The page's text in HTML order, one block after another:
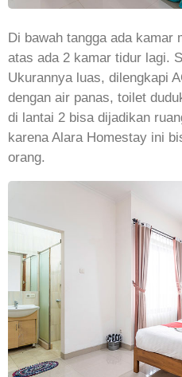
Di bawah tangga ada kamar
atas ada 2 kamar tidur lagi.
Ukurannya luas, dilengkapi
dengan air panas, toilet
di lantai 2 bisa dijadikan
karena Alara Homestay ini
orang.